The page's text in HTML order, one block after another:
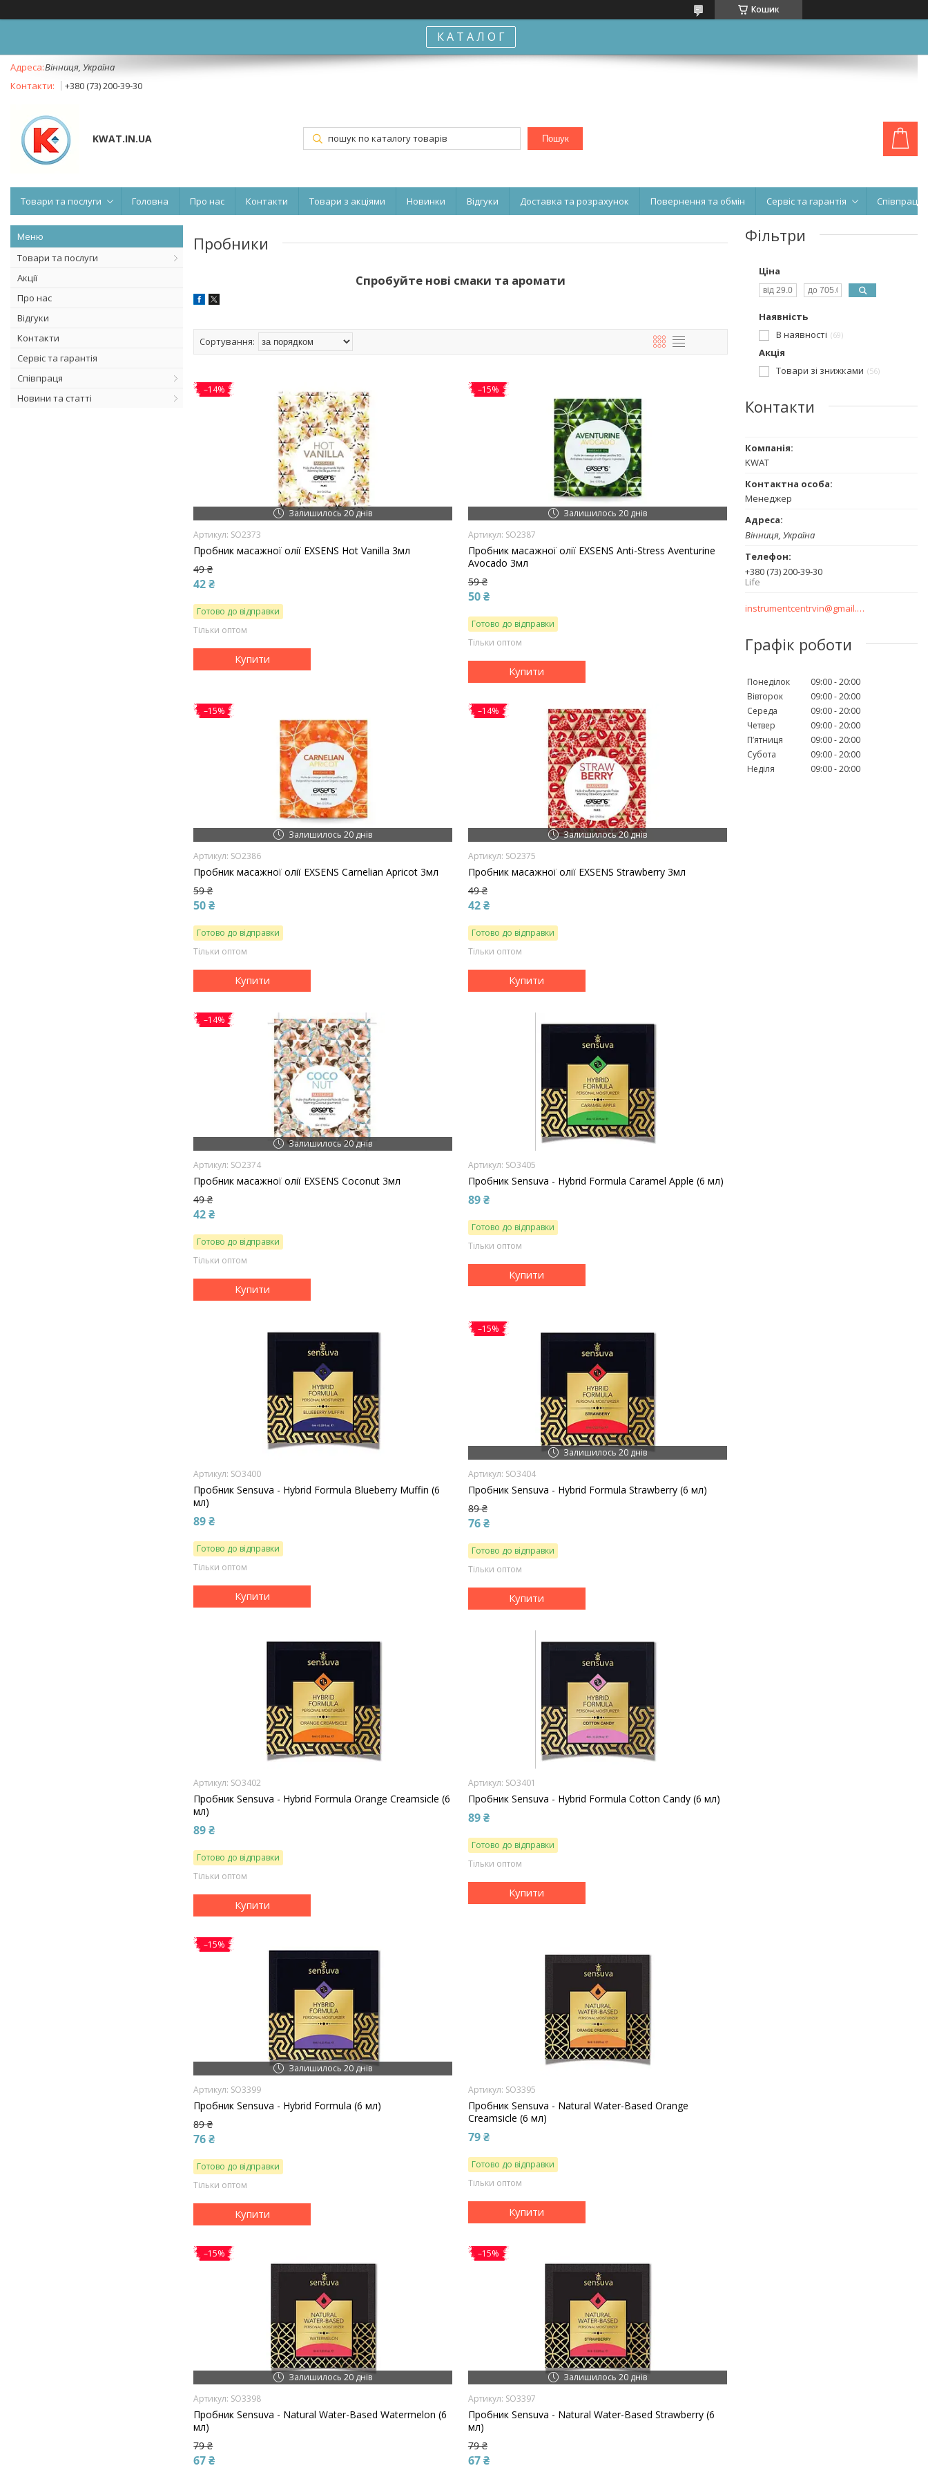
Кошик
К А Т А Л О Г
Вінниця, Україна
+380 (73) 200-39-30
KWAT.IN.UA Пошук
Товари та послуги Головна Про нас Контакти Товари з акціями Новинки Відгуки Доставка та розрахунок Повернення та обмін Сервіс та гарантія Співпраця
Товари та послуги
Акції
Про нас
Відгуки
Контакти
Сервіс та гарантія
Співпраця
Новини та статті
Пробники
Спробуйте нові смаки та аромати
–14%
Залишилось 20 днів
SO2373
Пробник масажної олії EXSENS Hot Vanilla 3мл
49 ₴
42 ₴
Готово до відправки
Тільки оптом
Купити
–15%
Залишилось 20 днів
SO2387
Пробник масажної олії EXSENS Anti-Stress Aventurine
Avocado 3мл
59 ₴
50 ₴
Готово до відправки
Тільки оптом
Купити
–15%
Залишилось 20 днів
SO2386
Пробник масажної олії EXSENS Carnelian Apricot 3мл
59 ₴
50 ₴
Готово до відправки
Тільки оптом
Купити
–14%
Залишилось 20 днів
SO2375
Пробник масажної олії EXSENS Strawberry 3мл
49 ₴
42 ₴
Готово до відправки
Тільки оптом
Купити
–14%
Залишилось 20 днів
SO2374
Пробник масажної олії EXSENS Coconut 3мл
49 ₴
42 ₴
Готово до відправки
Тільки оптом
Купити
SO3405
Пробник Sensuva - Hybrid Formula Caramel Apple (6 мл)
89 ₴
Готово до відправки
Тільки оптом
Купити
SO3400
Пробник Sensuva - Hybrid Formula Blueberry Muffin (6
мл)
89 ₴
Готово до відправки
Тільки оптом
Купити
–15%
Залишилось 20 днів
SO3404
Пробник Sensuva - Hybrid Formula Strawberry (6 мл)
89 ₴
76 ₴
Готово до відправки
Тільки оптом
Купити
SO3402
Пробник Sensuva - Hybrid Formula Orange Creamsicle (6
мл)
89 ₴
Готово до відправки
Тільки оптом
Купити
SO3401
Пробник Sensuva - Hybrid Formula Cotton Candy (6 мл)
89 ₴
Готово до відправки
Тільки оптом
Купити
–15%
Залишилось 20 днів
SO3399
Пробник Sensuva - Hybrid Formula (6 мл)
89 ₴
76 ₴
Готово до відправки
Тільки оптом
Купити
SO3395
Пробник Sensuva - Natural Water-Based Orange
Creamsicle (6 мл)
79 ₴
Готово до відправки
Тільки оптом
Купити
–15%
Залишилось 20 днів
SO3398
Пробник Sensuva - Natural Water-Based Watermelon (6
мл)
79 ₴
67 ₴
–15%
Залишилось 20 днів
SO3397
Пробник Sensuva - Natural Water-Based Strawberry (6
мл)
79 ₴
67 ₴
Фільтри
Ціна
Наявність
В наявності
69
Акція
Товари зі знижками
56
Контакти
KWAT
Менеджер
Вінниця, Україна
+380 (73) 200-39-30
Life
instrumentcentrvin@gmail.com
Графік роботи
Понеділок 09:00 20:00
Вівторок
09:00 20:00
Середа
09:00 20:00
Четвер
09:00 20:00
Пʼятниця
09:00 20:00
Субота
09:00 20:00
Неділя
09:00 20:00